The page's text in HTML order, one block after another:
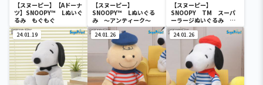
【スヌーピー】【Aドーナ
ツ】SNOOPY™ Lぬいぐ
るみ もぐもぐ
【スヌーピー】
SNOOPY™ Lぬいぐる
み ～アンティーク～
【スヌーピー】
SNOOPY TM スーパ
ーラージぬいぐるみ ～
FACE～
24.01.19 24.01.26 24.01.26